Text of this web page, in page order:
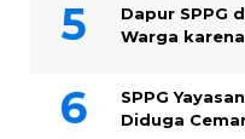
Dapur SPPG
Warga
SPPG
Diduga